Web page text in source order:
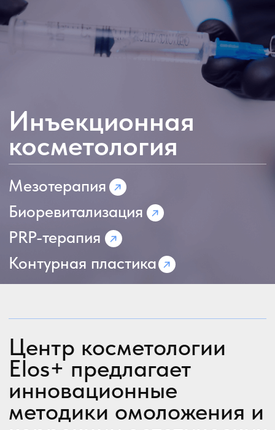
Инъекционная
косметология
PRP-терапия
Контурная пластика
Центр косметологии
Elos+ предлагает
инновационные
методики омоложения и
коррекции эстетических
недостатков.
долговременный эффект без:
– болезненных ощущений
– длительного периода реабилитации
Все используемые в нашем центре
препараты и оборудование имеют
сертификацию и соответствуют
международным стандартам
безопасности.